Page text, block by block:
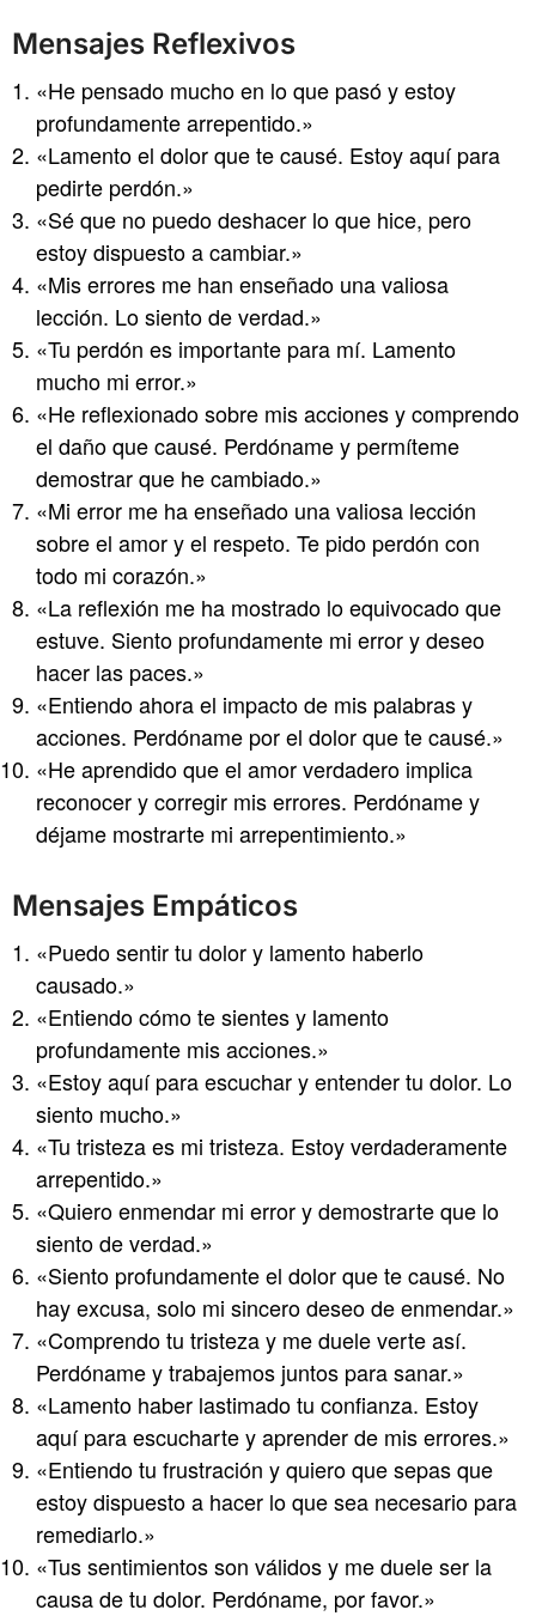
Mensajes Reflexivos
«He pensado mucho en lo que pasó y estoy
profundamente arrepentido.»
«Lamento el dolor que te causé. Estoy aquí para
pedirte perdón.»
«Sé que no puedo deshacer lo que hice, pero
estoy dispuesto a cambiar.»
«Mis errores me han enseñado una valiosa
lección. Lo siento de verdad.»
«Tu perdón es importante para mí. Lamento
mucho mi error.»
«He reflexionado sobre mis acciones y comprendo
el daño que causé. Perdóname y permíteme
demostrar que he cambiado.»
«Mi error me ha enseñado una valiosa lección
sobre el amor y el respeto. Te pido perdón con
todo mi corazón.»
«La reflexión me ha mostrado lo equivocado que
estuve. Siento profundamente mi error y deseo
hacer las paces.»
«Entiendo ahora el impacto de mis palabras y
acciones. Perdóname por el dolor que te causé.»
«He aprendido que el amor verdadero implica
reconocer y corregir mis errores. Perdóname y
déjame mostrarte mi arrepentimiento.»
Mensajes Empáticos
«Puedo sentir tu dolor y lamento haberlo
causado.»
«Entiendo cómo te sientes y lamento
profundamente mis acciones.»
«Estoy aquí para escuchar y entender tu dolor. Lo
siento mucho.»
«Tu tristeza es mi tristeza. Estoy verdaderamente
arrepentido.»
«Quiero enmendar mi error y demostrarte que lo
siento de verdad.»
«Siento profundamente el dolor que te causé. No
hay excusa, solo mi sincero deseo de enmendar.»
«Comprendo tu tristeza y me duele verte así.
Perdóname y trabajemos juntos para sanar.»
«Lamento haber lastimado tu confianza. Estoy
aquí para escucharte y aprender de mis errores.»
«Entiendo tu frustración y quiero que sepas que
estoy dispuesto a hacer lo que sea necesario para
remediarlo.»
«Tus sentimientos son válidos y me duele ser la
causa de tu dolor. Perdóname, por favor.»